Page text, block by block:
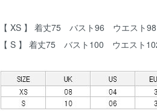
【 XS 】 着丈75 バスト96 ウエスト
【 S 】 着丈75 バスト100 ウエスト